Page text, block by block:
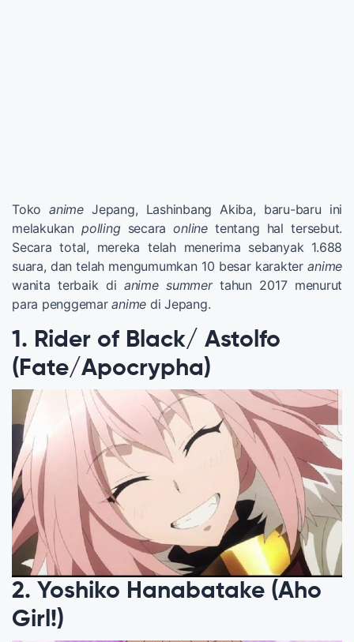
TokoanimeJepang, Lashinbang Akiba, baru-baru ini
melakukanpollingsecaraonlinetentang hal tersebut.
Secara total, mereka telah menerima sebanyak 1.688
suara, dan telah mengumumkan 10 besar karakteranime
wanita terbaik di anime summertahun 2017 menurut
para penggemaranime di Jepang.
1. Rider of Black/ Astolfo
(Fate/Apocrypha)
2. Yoshiko Hanabatake (Aho
Girl!)